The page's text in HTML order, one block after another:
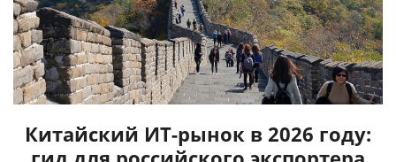
Китайский ИТ-рынок в 2026 году: